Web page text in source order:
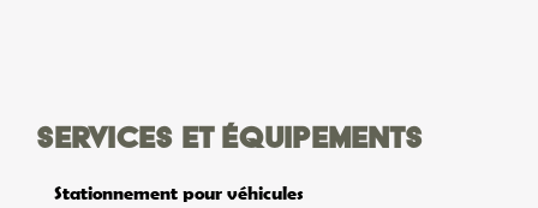
Services et équipements
Stationnement pour véhicules